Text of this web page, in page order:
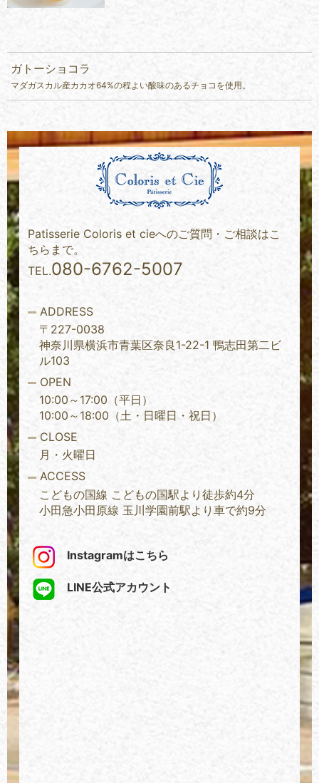
ガトーショコラ
マダガスカル産カカオ64%の程よい酸味のあるチョコを使用。
Patisserie Coloris et cieへのご質問・ご相談はこ
ちらまで。
TEL.080-6762-5007
ADDRESS
〒227-0038
神奈川県横浜市青葉区奈良1-22-1 鴨志田第二ビ
ル103
OPEN
10:00～17:00（平日）
10:00～18:00（土・日曜日・祝日）
CLOSE
月・火曜日
ACCESS
こどもの国線 こどもの国駅より徒歩約4分
小田急小田原線 玉川学園前駅より車で約9分
Instagramはこちら
LINE公式アカウント